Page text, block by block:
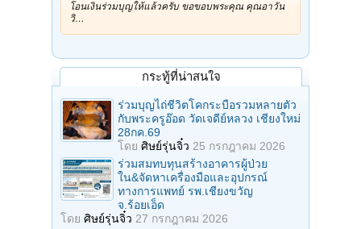
โอนเงินร่วมบุญให้แล้วครับ ขอขอบพระคุณ คุณอาวัน
วิ…
กระทู้ที่น่าสนใจ
ร่วมบุญไถ่ชีวิตโคกระบือรวมหลายตัว
กับพระครูอ๊อด วัดเจดีย์หลวง เชียงใหม่
28กค.69
โดย ศิษย์รุ่นจิ๋ว 25 กรกฎาคม 2026
ร่วมสมทบทุนสร้างอาคารผู้ป่วย
ใน&จัดหาเครื่องมือและอุปกรณ์
ทางการแพทย์ รพ.เชียงขวัญ
จ.ร้อยเอ็ด
โดย ศิษย์รุ่นจิ๋ว 27 กรกฎาคม 2026